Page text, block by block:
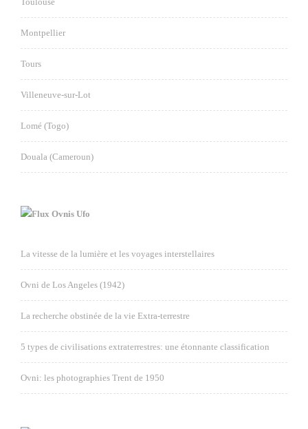
Montpellier
Tours
Villeneuve-sur-Lot
Lomé (Togo)
Douala (Cameroun)
Ovnis Ufo
La vitesse de la lumière et les voyages interstellaires
Ovni de Los Angeles (1942)
La recherche obstinée de la vie Extra-terrestre
5 types de civilisations extraterrestres: une étonnante classification
Ovni: les photographies Trent de 1950